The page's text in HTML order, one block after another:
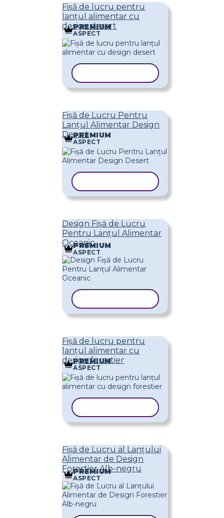
Fișă de lucru pentru
lanțul alimentar cu
design desert
PREMIUM
ASPECT
Fișă de Lucru Pentru
Lanțul Alimentar Design
Desert
PREMIUM
ASPECT
Design Fișă de Lucru
Pentru Lanțul Alimentar
Oceanic
PREMIUM
ASPECT
Fișă de lucru pentru
lanțul alimentar cu
design forestier
PREMIUM
ASPECT
Fișă de Lucru al Lanțului
Alimentar de Design
Forestier Alb-negru
PREMIUM
ASPECT